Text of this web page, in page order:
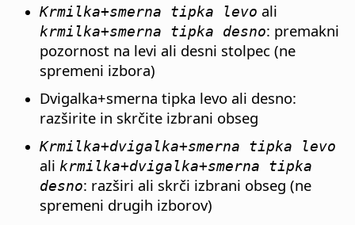
Krmilka+smerna tipka levo ali
krmilka+smerna tipka desno: premakni
pozornost na levi ali desni stolpec (ne
spremeni izbora)
Dvigalka+smerna tipka levo ali desno:
razširite in skrčite izbrani obseg
Krmilka+dvigalka+smerna tipka levo
ali krmilka+dvigalka+smerna tipka
desno: razširi ali skrči izbrani obseg (ne
spremeni drugih izborov)